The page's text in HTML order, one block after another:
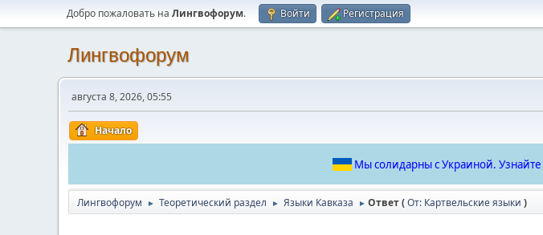
Добро пожаловать на Лингвофорум. Войти Регистрация
Лингвофорум
августа 8, 2026, 05:55
Начало
Мы солидарны с Украиной. Узнайте
Лингвофорум ► Теоретический раздел ► Языки Кавказа ► Ответ (От: Картвельские языки )